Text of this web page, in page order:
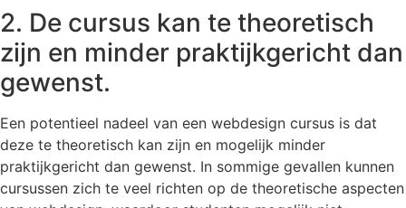
2. De cursus kan te theoretisch
zijn en minder praktijkgericht dan
gewenst.
Een potentieel nadeel van een webdesign cursus is dat
deze te theoretisch kan zijn en mogelijk minder
praktijkgericht dan gewenst. In sommige gevallen kunnen
cursussen zich te veel richten op de theoretische aspecten